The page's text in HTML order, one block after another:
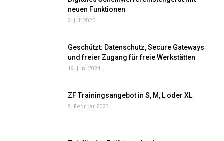
neuen Funktionen
2. Juli 2025
Geschützt: Datenschutz, Secure Gateways
und freier Zugang für freie Werkstätten
19. Juni 2024
ZF Trainingsangebot in S, M, L oder XL
8. Februar 2023